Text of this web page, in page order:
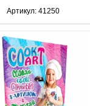
Артикул: 41250